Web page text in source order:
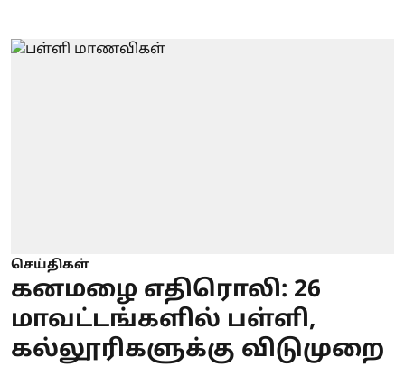
செய்திகள்
கனமழை எதிரொலி: 26
மாவட்டங்களில் பள்ளி,
கல்லூரிகளுக்கு விடுமுறை